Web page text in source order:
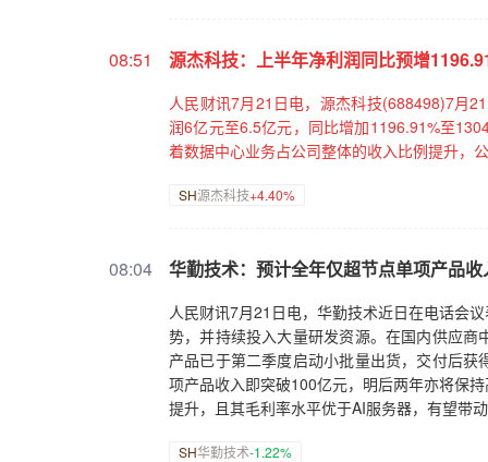
08:51 源杰科技：上半年净利润同比预增
人民财讯7月21日电，源杰科技(688498)7月
润6亿元至6.5亿元，同比增加1196.91%至
着数据中心业务占公司整体的收入比例提升，
SH源杰科技+4.40%
08:04 华勤技术：预计全年仅超节点单项产品
人民财讯7月21日电，华勤技术近日在电话会
势，并持续投入大量研发资源。在国内供应
产品已于第二季度启动小批量出货，交付后
项产品收入即突破100亿元，明后两年亦将保
提升，且其毛利率水平优于AI服务器，有望带
SH华勤技术-1.22%